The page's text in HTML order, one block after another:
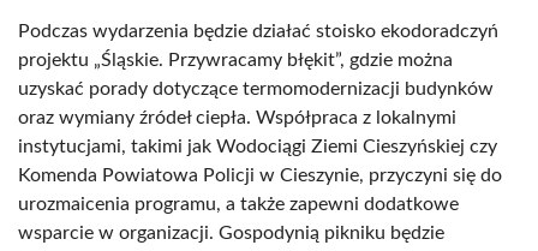
Podczas wydarzenia będzie działać stoisko ekodoradczyń
projektu „Śląskie. Przywracamy błękit”, gdzie można
uzyskać porady dotyczące termomodernizacji budynków
oraz wymiany źródeł ciepła. Współpraca z lokalnymi
instytucjami, takimi jak Wodociągi Ziemi Cieszyńskiej czy
Komenda Powiatowa Policji w Cieszynie, przyczyni się do
urozmaicenia programu, a także zapewni dodatkowe
wsparcie w organizacji. Gospodynią pikniku będzie